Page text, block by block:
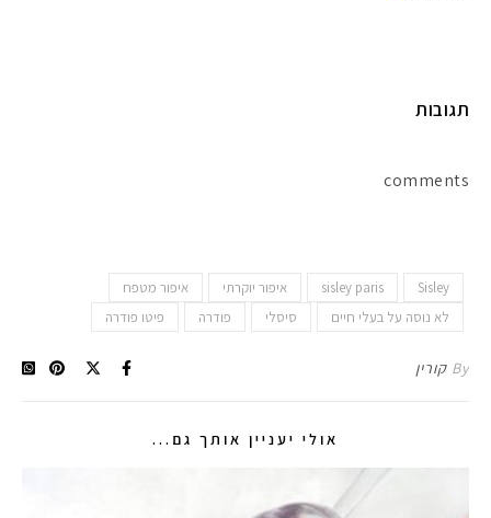
תגובות
comments
Sisley
sisley paris איפור יוקרתי
איפור מטפח
לא נוסה על בעלי חיים
סיסלי פודרה פיטו פודרה
By קורין
אולי יעניין אותך גם...